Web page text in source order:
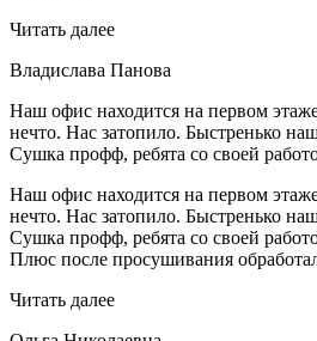
Читать далее
Владислава Панова
Наш офис находится на первом
нечто. Нас затопило. Быстренько
Сушка профф, ребята со своей
Наш офис находится на первом
нечто. Нас затопило. Быстренько
Сушка профф, ребята со своей
Плюс после просушивания
Читать далее